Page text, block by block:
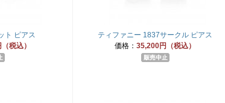
ト ピアス
税込）
ティファニー 1837サークル ピアス
価格： 35,200円（税込）